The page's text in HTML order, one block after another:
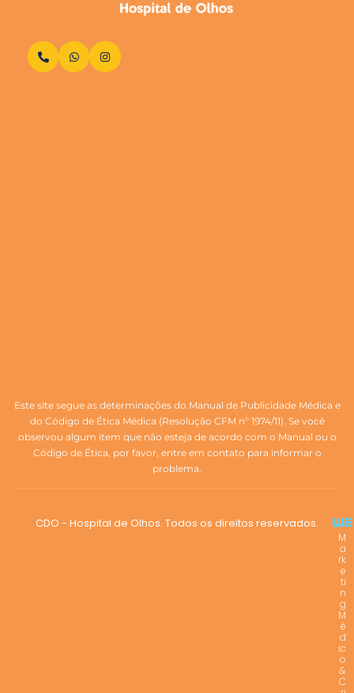
Este site segue as determinações do Manual de Publicidade Médica e
do Código de Ética Médica (Resolução CFM nº 1974/11). Se você
observou algum item que não esteja de acordo com o Manual ou o
Código de Ética, por favor, entre em contato para informar o
problema.
CDO - Hospital de Olhos. Todos os direitos reservados.
M
a
rk
e
ti
n
g
M
é
d
ic
o
&
C